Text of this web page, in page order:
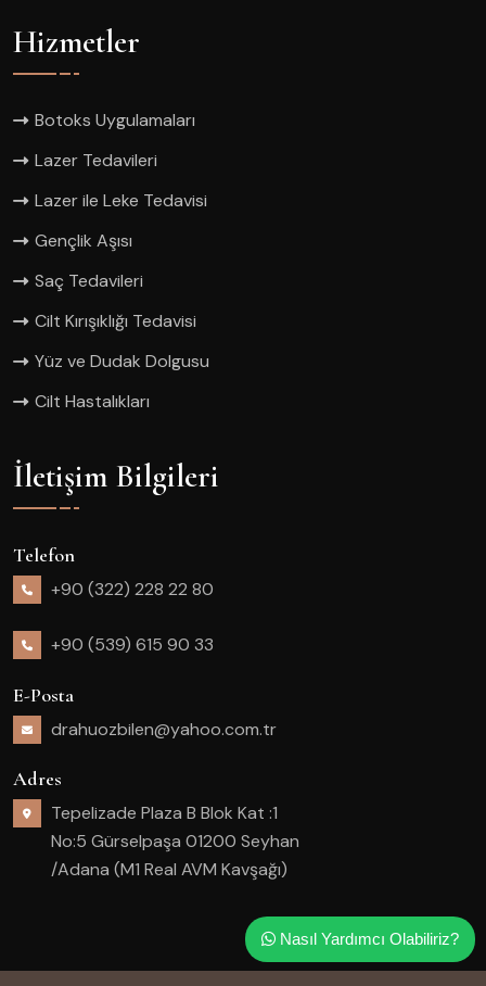
Hizmetler
Botoks Uygulamaları
Lazer Tedavileri
Lazer ile Leke Tedavisi
Gençlik Aşısı
Saç Tedavileri
Cilt Kırışıklığı Tedavisi
Yüz ve Dudak Dolgusu
Cilt Hastalıkları
İletişim Bilgileri
Telefon
+90 (322) 228 22 80
+90 (539) 615 90 33
E-Posta
drahuozbilen@yahoo.com.tr
Adres
Tepelizade Plaza B Blok Kat :1
No:5 Gürselpaşa 01200 Seyhan
/Adana (M1 Real AVM Kavşağı)
Nasıl Yardımcı Olabiliriz?